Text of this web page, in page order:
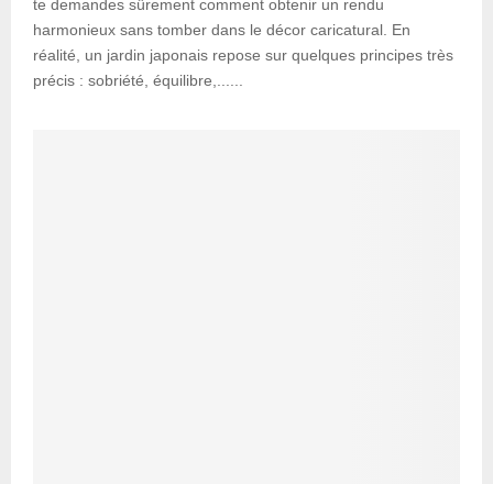
te demandes sûrement comment obtenir un rendu
harmonieux sans tomber dans le décor caricatural. En
réalité, un jardin japonais repose sur quelques principes très
précis : sobriété, équilibre,......